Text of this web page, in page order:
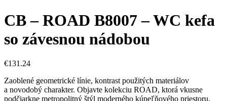
CB – ROAD B8007 – WC kefa
so závesnou nádobou
€131.24
Zaoblené geometrické línie, kontrast použitých materiálov
a novodobý charakter. Objavte kolekciu ROAD, ktorá vkusne
podčiarkne metropolitný štýl moderného kúpeľňového priestoru.